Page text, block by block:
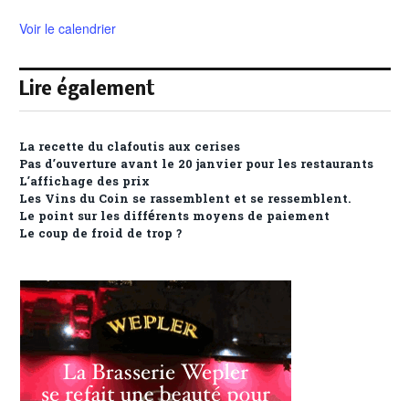
Voir le calendrier
Lire également
La recette du clafoutis aux cerises
Pas d’ouverture avant le 20 janvier pour les restaurants
L’affichage des prix
Les Vins du Coin se rassemblent et se ressemblent.
Le point sur les différents moyens de paiement
Le coup de froid de trop ?